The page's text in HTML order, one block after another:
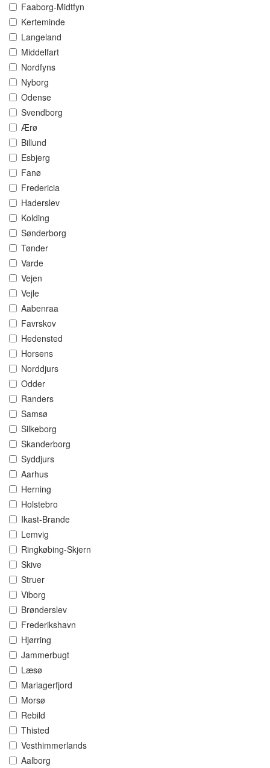
Faaborg-Midtfyn
Kerteminde
Langeland
Middelfart
Nordfyns
Nyborg
Odense
Svendborg
Ærø
Billund
Esbjerg
Fanø
Fredericia
Haderslev
Kolding
Sønderborg
Tønder
Varde
Vejen
Vejle
Aabenraa
Favrskov
Hedensted
Horsens
Norddjurs
Odder
Randers
Samsø
Silkeborg
Skanderborg
Syddjurs
Aarhus
Herning
Holstebro
Ikast-Brande
Lemvig
Ringkøbing-Skjern
Skive
Struer
Viborg
Brønderslev
Frederikshavn
Hjørring
Jammerbugt
Læsø
Mariagerfjord
Morsø
Rebild
Thisted
Vesthimmerlands
Aalborg